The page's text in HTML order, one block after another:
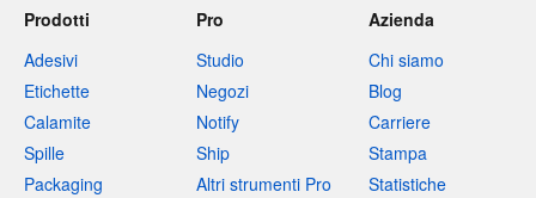
Prodotti
Adesivi
Etichette
Calamite
Spille
Packaging
Pro
Studio
Negozi
Notify
Ship
Altri strumenti Pro
Azienda
Chi siamo
Blog
Carriere
Stampa
Statistiche